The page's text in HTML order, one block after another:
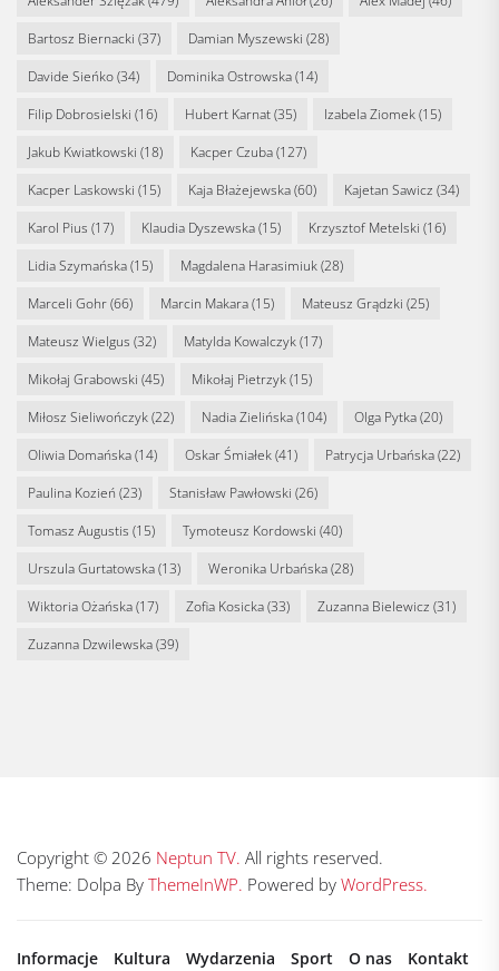
Bartosz Biernacki (37) Damian Myszewski (28)
Davide Sieńko(34) Dominika Ostrowska(14)
Filip Dobrosielski (16) Hubert Karnat(35) Izabela Ziomek(15)
Jakub Kwiatkowski (18) Kacper Czuba(127)
Kacper Laskowski (15) Kaja Błażejewska(60) Kajetan Sawicz (34)
Karol Pius (17) Klaudia Dyszewska(15) Krzysztof Metelski (16)
Lidia Szymańska(15) Magdalena Harasimiuk(28)
Marceli Gohr(66) Marcin Makara(15) Mateusz Grądzki (25)
Mateusz Wielgus (32) Matylda Kowalczyk(17)
Mikołaj Grabowski (45) Mikołaj Pietrzyk(15)
Miłosz Sieliwończyk(22) Nadia Zielińska(104) Olga Pytka(20)
Oliwia Domańska(14) Oskar Śmiałek(41) Patrycja Urbańska(22)
Paulina Kozień (23) Stanisław Pawłowski (26)
Tomasz Augustis (15) Tymoteusz Kordowski (40)
Urszula Gurtatowska(13) Weronika Urbańska(28)
Wiktoria Ożańska(17) Zofia Kosicka(33) Zuzanna Bielewicz (31)
Zuzanna Dzwilewska(39)
Copyright © 2026 Neptun TV. All rights reserved.
Theme: Dolpa By ThemeInWP. Powered by WordPress.
Informacje Kultura Wydarzenia Sport O nas Kontakt